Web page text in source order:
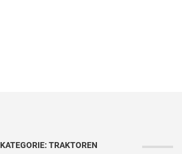
KATEGORIE: TRAKTOREN